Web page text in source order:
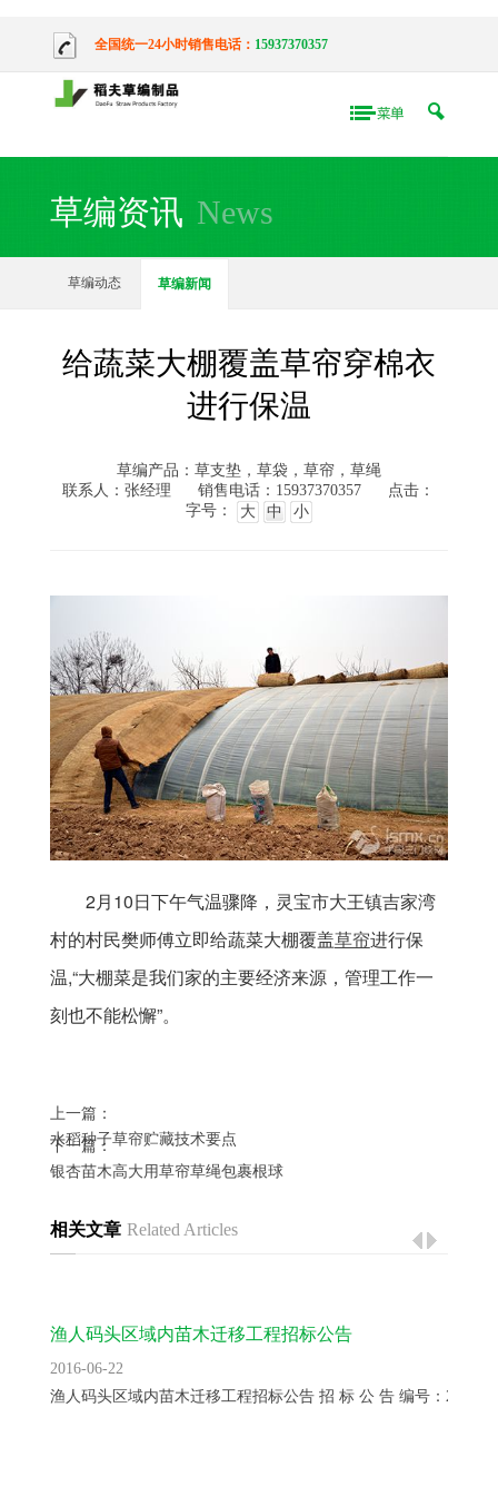
全国统一24小时销售电话： 15937370357
草编资讯 News
草编动态 草编新闻
给蔬菜大棚覆盖草帘穿棉衣
进行保温
草编产品：草支垫，草袋，草帘，草绳
联系人：张经理
销售电话：15937370357
点击：
字号：
大 中 小
2月10日下午气温骤降，灵宝市大王镇吉家湾
村的村民樊师傅立即给蔬菜大棚覆盖草帘进行保
温,“大棚菜是我们家的主要经济来源，管理工作一
刻也不能松懈”。
上一篇：
水稻种子草帘贮藏技术要点
下一篇：
银杏苗木高大用草帘草绳包裹根球
相关文章 Related Articles
渔人码头区域内苗木迁移工程招标公告
2016-06-22
渔人码头区域内苗木迁移工程招标公告 招 标 公 告 编号：2016...